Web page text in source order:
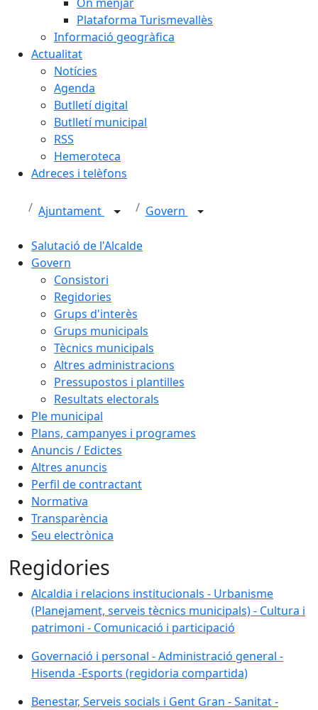
Plataforma Turismevallès
Informació geogràfica
Actualitat
Notícies
Agenda
Butlletí digital
Butlletí municipal
RSS
Hemeroteca
Adreces i telèfons
Ajuntament Govern
Salutació de l'Alcalde
Govern
Consistori
Regidories
Grups d'interès
Grups municipals
Tècnics municipals
Altres administracions
Pressupostos i plantilles
Resultats electorals
Ple municipal
Plans, campanyes i programes
Anuncis / Edictes
Altres anuncis
Perfil de contractant
Normativa
Transparència
Seu electrònica
Regidories
Alcaldia i relacions institucionals - Urbanisme
Alcaldia i relacions institucionals - Urbanisme
(Planejament, serveis tècnics municipals) - Cultura i
patrimoni - Comunicació i participació
Governació i personal - Administració general -
Governació i personal - Administració general -
Hisenda -Esports (regidoria compartida)
Benestar, Serveis socials i Gent Gran - Sanitat -
Benestar, Serveis socials i Gent Gran - Sanitat -